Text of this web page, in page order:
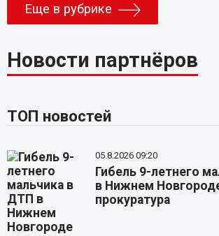
Еще в рубрике
Новости партнёров
ТОП новостей
05.8.2026 09:20
Гибель 9-летнего
в Нижнем
прокуратура